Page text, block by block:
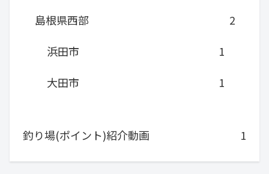
島根県西部
2
浜田市
1
大田市
1
釣り場(ポイント)紹介動画 1